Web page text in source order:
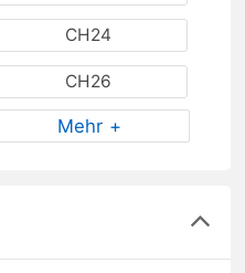
CH24
CH26
Mehr +